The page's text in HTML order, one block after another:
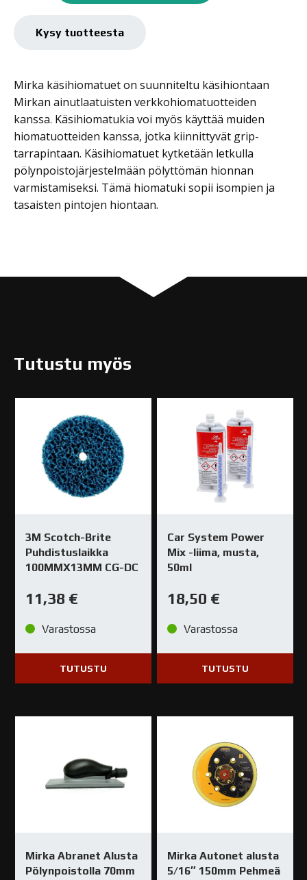
115mm
määrä
Kysy tuotteesta
Mirka käsihiomatuet on suunniteltu käsihiontaan
Mirkan ainutlaatuisten verkkohiomatuotteiden
kanssa. Käsihiomatukia voi myös käyttää muiden
hiomatuotteiden kanssa, jotka kiinnittyvät grip-
tarrapintaan. Käsihiomatuet kytketään letkulla
pölynpoistojärjestelmään pölyttömän hionnan
varmistamiseksi. Tämä hiomatuki sopii isompien ja
tasaisten pintojen hiontaan.
Tutustu myös
3M Scotch-Brite
Puhdistuslaikka
100MMX13MM CG-DC
11,38 €
Varastossa
TUTUSTU
Car System Power
Mix -liima, musta,
50ml
18,50 €
Varastossa
TUTUSTU
Mirka Abranet Alusta
Pölynpoistolla 70mm
Mirka Autonet alusta
5/16″ 150mm Pehmeä